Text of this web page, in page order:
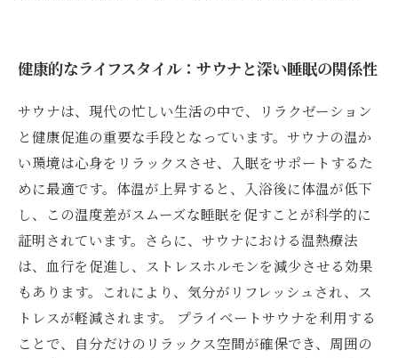
健康的なライフスタイル：サウナと深い睡眠の関係性
サウナは、現代の忙しい生活の中で、リラクゼーション
と健康促進の重要な手段となっています。サウナの温か
い環境は心身をリラックスさせ、入眠をサポートするた
めに最適です。体温が上昇すると、入浴後に体温が低下
し、この温度差がスムーズな睡眠を促すことが科学的に
証明されています。さらに、サウナにおける温熱療法
は、血行を促進し、ストレスホルモンを減少させる効果
もあります。これにより、気分がリフレッシュされ、ス
トレスが軽減されます。 プライベートサウナを利用する
ことで、自分だけのリラックス空間が確保でき、周囲の